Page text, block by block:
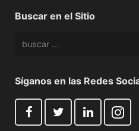
Buscar en el Sitio
Síganos en las Redes